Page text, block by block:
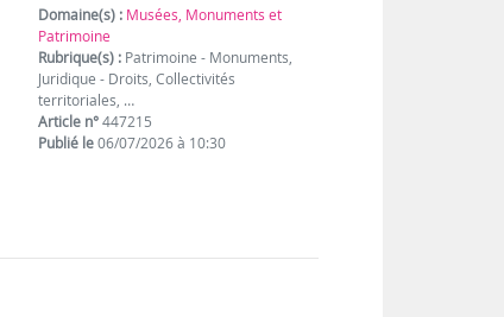
Domaine(s) : Musées, Monuments et
Patrimoine
Rubrique(s) : Patrimoine - Monuments,
Juridique - Droits, Collectivités
territoriales, …
Article n°447215
Publié le06/07/2026 à 10:30